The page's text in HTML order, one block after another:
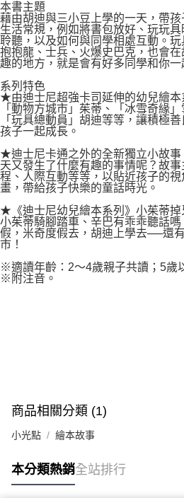
本書主題
藉由胡迪與三小豆上學的一天，帶
生活常規，例如將書包放好、玩玩
聆聽，以及如何與同學相處互動。
抱抱龍、士兵、火爆史巴克，也會
趣的地方，就是會有好多同學和你一
系列特色
★由迪士尼超強卡司延伸的幼兒繪本
「動物方城市」茱蒂、「冰雪奇緣
「玩具總動員」胡迪等等，讓積極
孩子一起成長。
★迪士尼卡通之外的全新獨立小故
天又發生了什麼有趣的事情呢？故
程、人際互動等等，以貼近孩子的
畫，帶給孩子快樂的童話時光。
★《迪士尼幼兒繪本系列》小茱蒂掉
小茱蒂騎腳踏車、辛巴有乖乖聽話
假，米奇度假去，胡迪上學去──還
市！
※適讀年齡：2～4歲親子共讀；5歲
※附注音。
商品相關分類 (1)
小光點 繪本故事
本分類熱銷全站排行